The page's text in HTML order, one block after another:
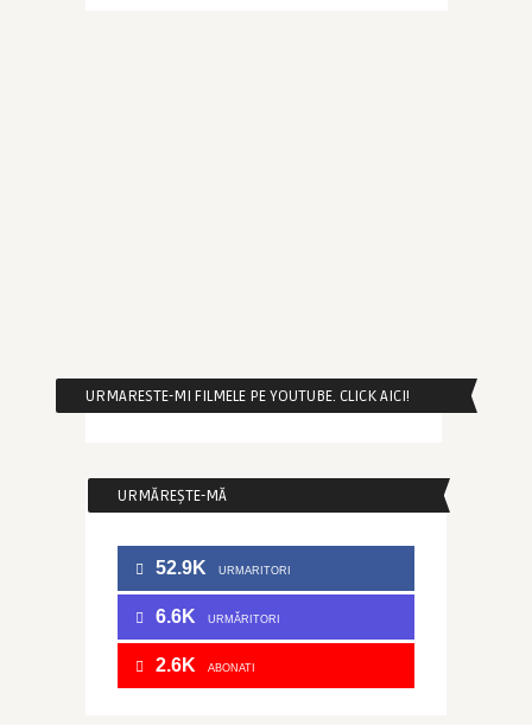
URMARESTE-MI FILMELE PE YOUTUBE. CLICK AICI!
URMĂREȘTE-MĂ
52.9K URMARITORI
6.6K URMĂRITORI
2.6K ABONATI